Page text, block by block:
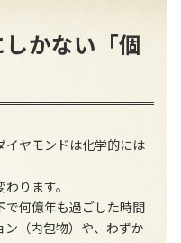
かない「個
イヤモンドは化学的には
ります。
何億年も過ごした時間
ン（内包物）や、わずか